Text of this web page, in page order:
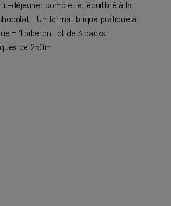
déjeuner complet et équilibré à la
Un format brique pratique à
= 1 biberon Lot de 3 packs
de 250mL.